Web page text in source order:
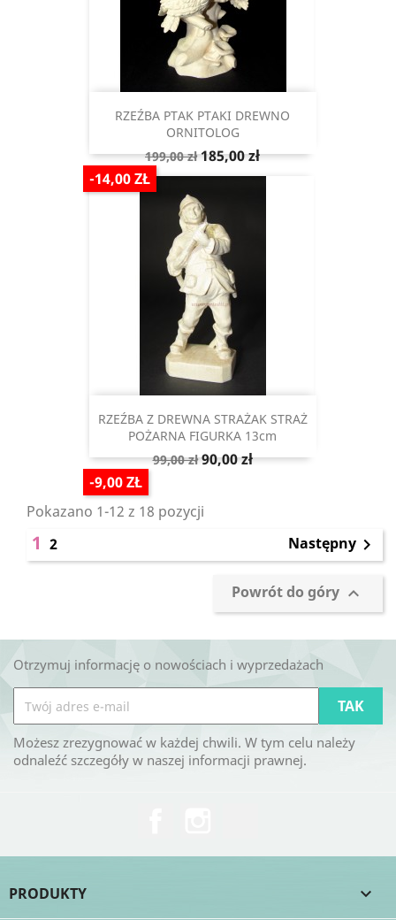
RZEŹBA PTAK PTAKI DREWNO
ORNITOLOG
Cena
podstawowa
199,00 zł
-14,00 ZŁ
Cena
185,00 zł
RZEŹBA Z DREWNA STRAŻAK STRAŻ
POŻARNA FIGURKA 13cm
Cena
99,00 zł
-9,00 ZŁ
Cena
90,00 zł
Pokazano 1-12 z 18 pozycji
1 2 Następny 
Powrót do góry 
Otrzymuj informację o nowościach i wyprzedażach
Możesz zrezygnować w każdej chwili. W tym celu należy
odnaleźć szczegóły w naszej informacji prawnej.
PRODUKTY 